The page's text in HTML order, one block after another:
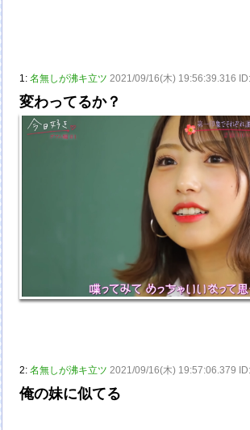
1:名無しが沸キ立ツ 2021/09/16(木) 19:56:39.316
変わってるか？
2:名無しが沸キ立ツ 2021/09/16(木) 19:57:06.379
俺の妹に似てる